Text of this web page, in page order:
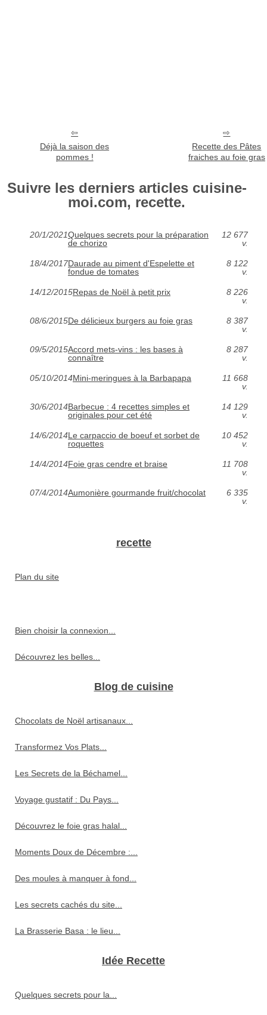
Déjà la saison des
pommes !
Recette des Pâtes
fraiches au foie gras
Suivre les derniers articles cuisine-
moi.com, recette.
20/1/2021Quelques secrets pour la préparation
de chorizo
12 677
v.
18/4/2017Daurade au piment d'Espelette et
fondue de tomates
8 122
v.
14/12/2015Repas de Noël à petit prix
8 226
v.
08/6/2015De délicieux burgers au foie gras
8 387
v.
09/5/2015Accord mets-vins : les bases à
connaître
8 287
v.
05/10/2014Mini-meringues à la Barbapapa
11 668
v.
30/6/2014Barbecue : 4 recettes simples et
originales pour cet été
14 129
v.
14/6/2014Le carpaccio de boeuf et sorbet de
roquettes
10 452
v.
14/4/2014Foie gras cendre et braise
11 708
v.
07/4/2014Aumonière gourmande fruit/chocolat
6 335
v.
recette
Plan du site
Bien choisir la connexion...
Découvrez les belles...
Blog de cuisine
Chocolats de Noël artisanaux...
Transformez Vos Plats...
Les Secrets de la Béchamel...
Voyage gustatif : Du Pays...
Découvrez le foie gras halal...
Moments Doux de Décembre :...
Des moules à manquer à fond...
Les secrets cachés du site...
La Brasserie Basa : le lieu...
Idée Recette
Quelques secrets pour la...